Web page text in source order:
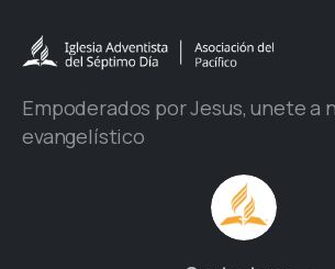
Empoderados por Jesus, unete a
evangelístico